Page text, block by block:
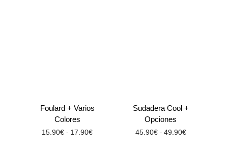
Foulard + Varios
Colores
15.90€ - 17.90€
Sudadera Cool +
Opciones
45.90€ - 49.90€